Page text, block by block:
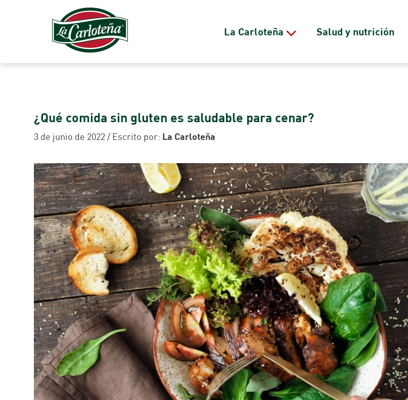
La Carloteña Salud y nutrición
¿Qué comida sin gluten es saludable para cenar?
3 de junio de 2022 / Escrito por: La Carloteña